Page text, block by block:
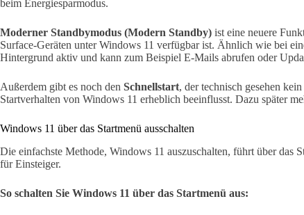
beim Energiesparmodus.
Moderner Standbymodus (Modern Standby) ist eine neuere
Surface-Geräten unter Windows 11 verfügbar ist. Ähnlich wie bei
Hintergrund aktiv und kann zum Beispiel E-Mails abrufen oder
Außerdem gibt es noch den Schnellstart, der technisch gesehen
Startverhalten von Windows 11 erheblich beeinflusst. Dazu später
Windows 11 über das Startmenü ausschalten
Die einfachste Methode, Windows 11 auszuschalten, führt über das
für Einsteiger.
So schalten Sie Windows 11 über das Startmenü aus: